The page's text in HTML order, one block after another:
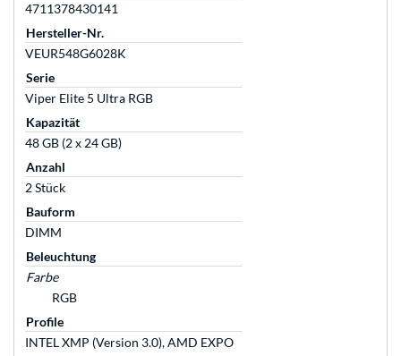
4711378430141
Hersteller-Nr.
VEUR548G6028K
Serie
Viper Elite 5 Ultra RGB
Kapazität
48 GB (2 x 24 GB)
Anzahl
2 Stück
Bauform
DIMM
Beleuchtung
Farbe
RGB
Profile
INTEL XMP (Version 3.0), AMD EXPO